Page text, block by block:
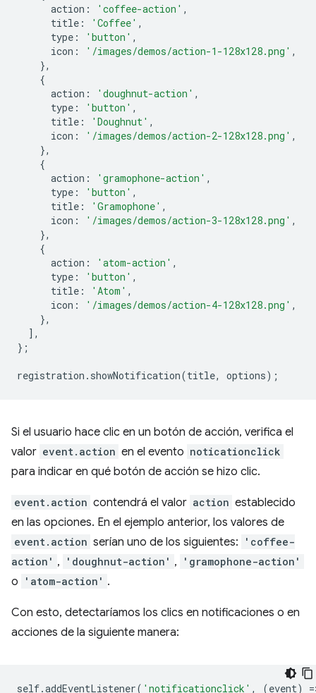
action : 'coffee-action' ,
title : 'Coffee' ,
type : 'button' ,
icon : '/images/demos/action-1-128x128.png' ,
},
{
action : 'doughnut-action' ,
type : 'button' ,
title : 'Doughnut' ,
icon : '/images/demos/action-2-128x128.png' ,
},
{
action : 'gramophone-action' ,
type : 'button' ,
title : 'Gramophone' ,
icon : '/images/demos/action-3-128x128.png' ,
},
{
action : 'atom-action' ,
type : 'button' ,
title : 'Atom' ,
icon : '/images/demos/action-4-128x128.png' ,
},
],
};
registration . showNotification(title, options);
Si el usuario hace clic en un botón de acción, verifica el
valor event.action en el evento noticationclick
para indicar en qué botón de acción se hizo clic.
event.action contendrá el valor action establecido
en las opciones. En el ejemplo anterior, los valores de
event.action serían uno de los siguientes:
'coffee-
action' , 'doughnut-action' , 'gramophone-action'
o 'atom-action' .
Con esto, detectaríamos los clics en notificaciones o en
acciones de la siguiente manera:
self.addEventListener( 'notificationclick' , (event) =